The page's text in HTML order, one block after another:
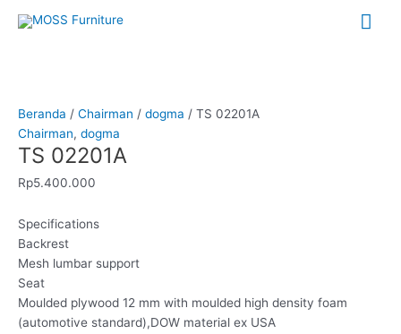
Beranda / Chairman / dogma / TS 02201A
Chairman, dogma
TS 02201A
Rp5.400.000
Specifications
Backrest
Mesh lumbar support
Seat
Moulded plywood 12 mm with moulded high density foam
(automotive standard),DOW material ex USA